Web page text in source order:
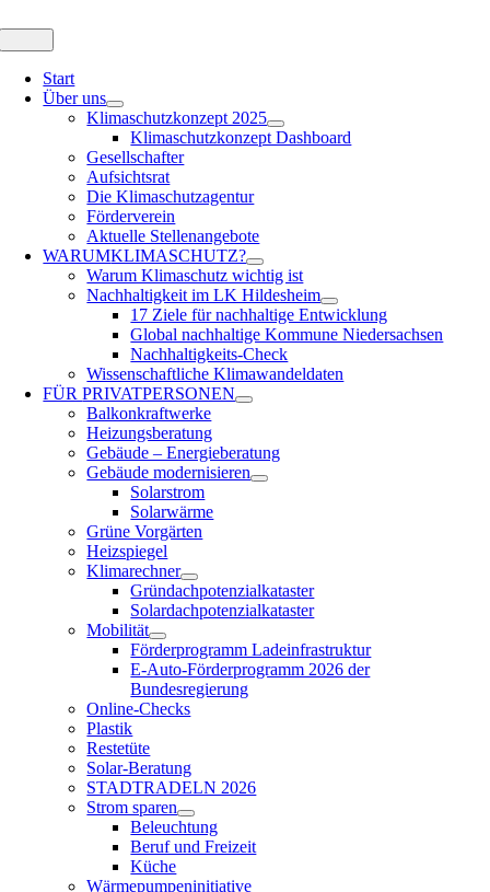
springen
Navigation
Start
Über uns
Klimaschutzkonzept 2025
Klimaschutzkonzept Dashboard
Gesellschafter
Aufsichtsrat
Die Klimaschutzagentur
Förderverein
Aktuelle Stellenangebote
WARUMKLIMASCHUTZ?
Warum Klimaschutz wichtig ist
Nachhaltigkeit im LK Hildesheim
17 Ziele für nachhaltige Entwicklung
Global nachhaltige Kommune Niedersachsen
Nachhaltigkeits-Check
Wissenschaftliche Klimawandeldaten
FÜRPRIVATPERSONEN
Balkonkraftwerke
Heizungsberatung
Gebäude – Energieberatung
Gebäude modernisieren
Solarstrom
Solarwärme
Grüne Vorgärten
Heizspiegel
Klimarechner
Gründachpotenzialkataster
Solardachpotenzialkataster
Mobilität
Förderprogramm Ladeinfrastruktur
E-Auto-Förderprogramm 2026 der
Bundesregierung
Online-Checks
Plastik
Restetüte
Solar-Beratung
STADTRADELN 2026
Strom sparen
Beleuchtung
Beruf und Freizeit
Küche
Wärmepumpeninitiative